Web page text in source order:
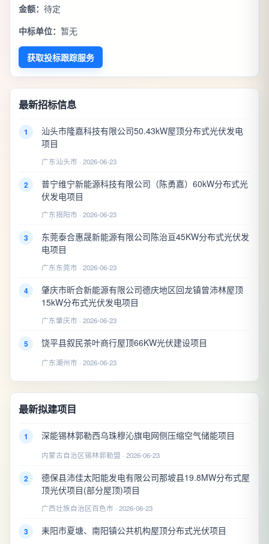
金额： 待定
中标单位： 暂无
获取投标跟踪服务
最新招标信息
1
汕头市隆嘉科技有限公司50.43kW屋顶分布式光伏发电
项目
广东汕头市 · 2026-06-23
2
普宁维宁新能源科技有限公司（陈勇嘉）60kW分布式光
伏发电项目
广东揭阳市 · 2026-06-23
3
东莞泰合惠晟新能源有限公司陈治亘45KW分布式光伏发
电项目
广东东莞市 · 2026-06-23
4
肇庆市昕合新能源有限公司德庆地区回龙镇曾沛林屋顶
15kW分布式光伏发电项目
广东肇庆市 · 2026-06-23
5 饶平县叙民茶叶商行屋顶66KW光伏建设项目
广东潮州市 · 2026-06-23
最新拟建项目
1 深能锡林郭勒西乌珠穆沁旗电网侧压缩空气储能项目
内蒙古自治区锡林郭勒盟 · 2026-06-23
2
德保县沛佳太阳能发电有限公司那坡县19.8MW分布式屋
顶光伏项目(部分屋顶)项目
广西壮族自治区百色市 · 2026-06-23
3 耒阳市夏塘、南阳镇公共机构屋顶分布式光伏项目